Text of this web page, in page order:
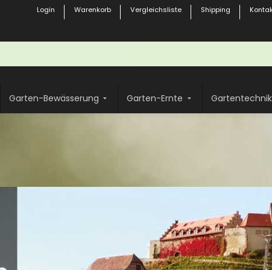
Login Warenkorb Vergleichsliste Shipping
Garten-Bewässerung Garten-Ernte Gartentechnik